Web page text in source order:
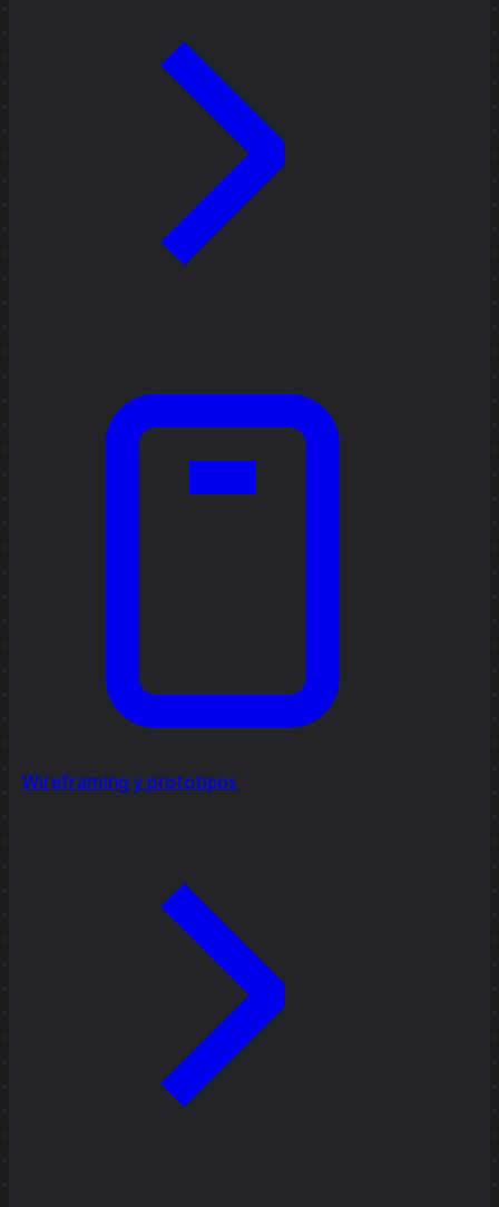
Wireframing y prototipos